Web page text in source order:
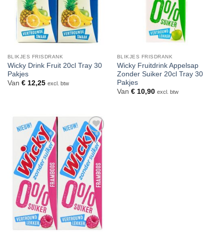
BLIKJES FRISDRANK
Wicky Drink Fruit 20cl Tray 30
Pakjes
Van €12,25 excl. btw
BLIKJES FRISDRANK
Wicky Fruitdrink Appelsap
Zonder Suiker 20cl Tray 30
Pakjes
Van €10,90 excl. btw
Toevoegen
aan
verlanglijst